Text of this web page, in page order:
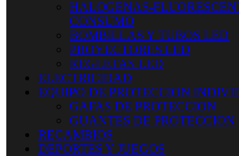
HALOGENAS-
CONSUMO
BOMBILLAS Y TUBOS LED
PROYECTORES LED
REGLETAS LED
ELECTRICIDAD
EQUIPO DE PROTECCION
GAFAS DE PROTECCION
GUANTES DE PROTECCION
RECAMBIOS
DEPORTES Y JUEGOS